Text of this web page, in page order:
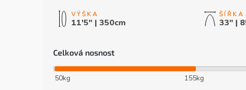
11'5" | 350cm 33" |
Celková nosnost
50kg 155kg